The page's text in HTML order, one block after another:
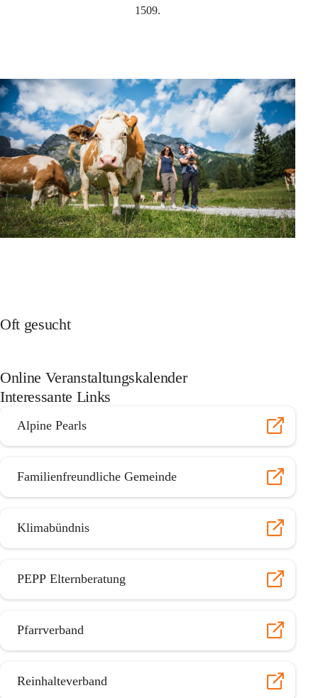
1509.
Oft gesucht
Online Veranstaltungskalender
Interessante Links
Alpine Pearls
Familienfreundliche Gemeinde
Klimabündnis
PEPP Elternberatung
Pfarrverband
Reinhalteverband